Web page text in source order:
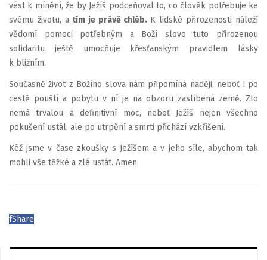
vést k mínění, že by Ježíš podceňoval to, co člověk potřebuje ke
svému životu, atím je právě chléb. K lidské přirozenosti náleží
vědomí pomoci potřebným a Boží slovo tuto přirozenou
solidaritu ještě umocňuje křesťanským pravidlem lásky
k bližním.
Současně život z Božího slova nám připomíná naději, neboť i po
cestě pouští a pobytu v ní je na obzoru zaslíbená země. Zlo
nemá trvalou a definitivní moc, neboť Ježíš nejen všechno
pokušení ustál, ale po utrpění a smrti přichází vzkříšení.
Kéž jsme v čase zkoušky s Ježíšem a v jeho síle, abychom tak
mohli vše těžké a zlé ustát. Amen.
fShare